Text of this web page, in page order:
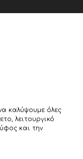
καλύψουμε όλες
λειτουργικό
και την